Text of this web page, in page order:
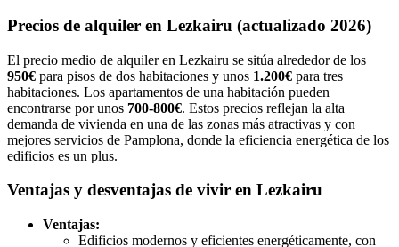
Precios de alquiler en Lezkairu (actualizado 2026)
El precio medio de alquiler en Lezkairu se sitúa alrededor de los
950€ para pisos de dos habitaciones y unos 1.200€ para tres
habitaciones. Los apartamentos de una habitación pueden
encontrarse por unos 700-800€. Estos precios reflejan la alta
demanda de vivienda en una de las zonas más atractivas y con
mejores servicios de Pamplona, donde la eficiencia energética de los
edificios es un plus.
Ventajas y desventajas de vivir en Lezkairu
Ventajas:
Edificios modernos y eficientes energéticamente, con